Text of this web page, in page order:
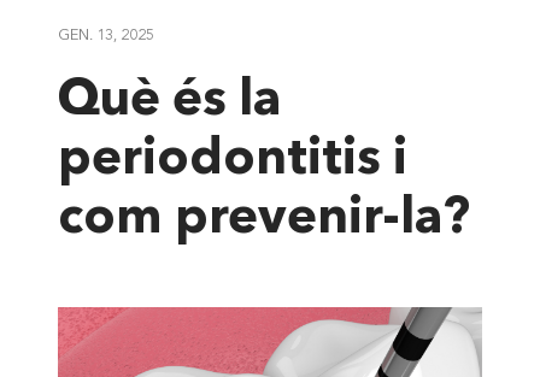
GEN. 13, 2025
Què és la
periodontitis i
com prevenir-la?